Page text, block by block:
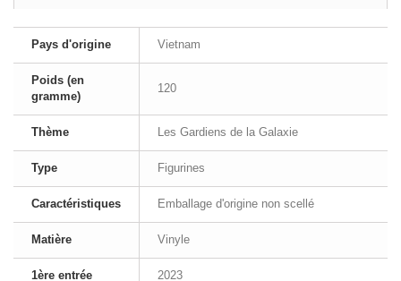
Pays d'origine Vietnam
Poids (en
gramme)
120
Thème Les Gardiens de la Galaxie
Type Figurines
Caractéristiques Emballage d'origine non scellé
Matière Vinyle
1ère entrée 2023